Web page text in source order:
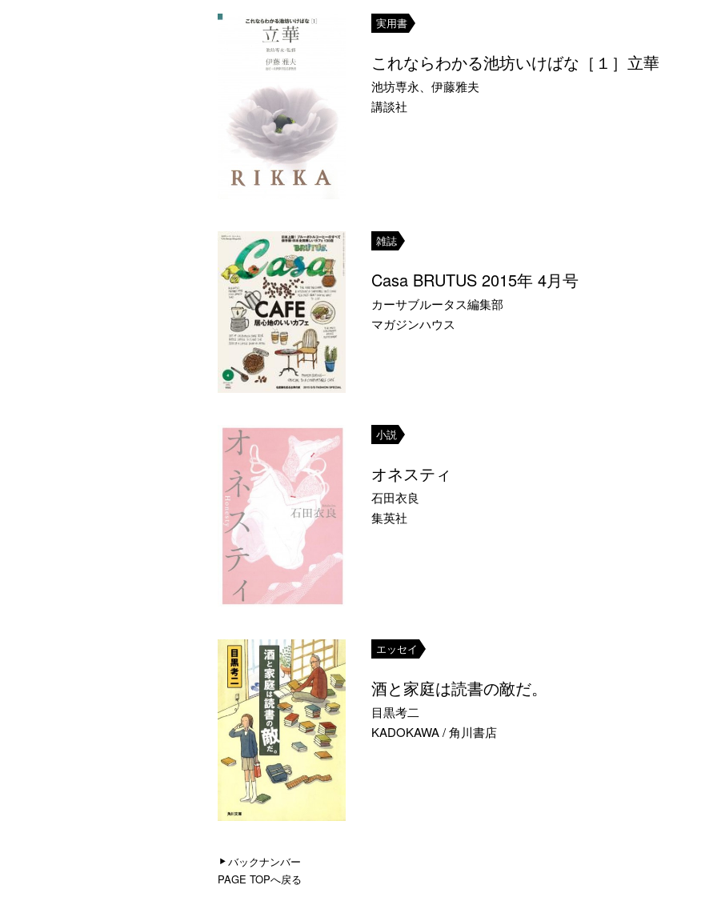
実用書
これならわかる池坊いけばな［１］立華
池坊専永、伊藤雅夫
講談社
雑誌
Casa BRUTUS 2015年 4月号
カーサブルータス編集部
マガジンハウス
小説
オネスティ
石田衣良
集英社
エッセイ
酒と家庭は読書の敵だ。
目黒考二
KADOKAWA / 角川書店
バックナンバー
PAGE TOPへ戻る